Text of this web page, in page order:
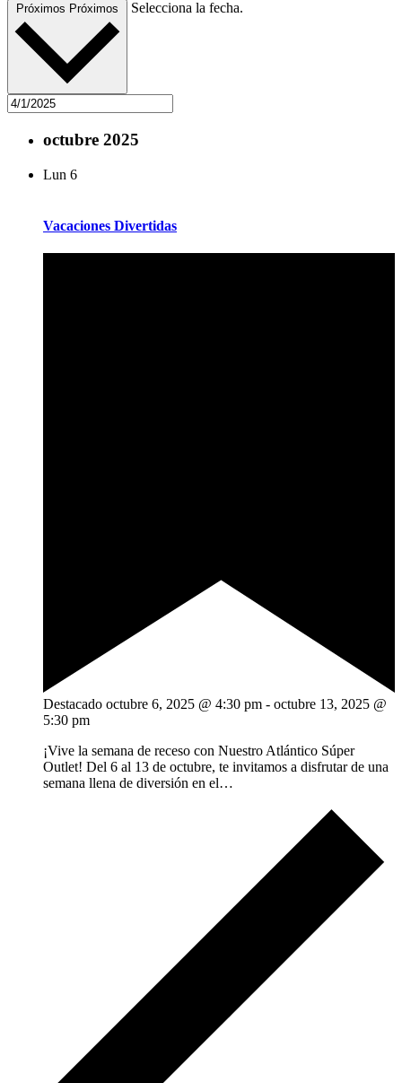
Próximos Próximos Selecciona la fecha.
octubre 2025
Lun 6
Vacaciones Divertidas
Destacado octubre 6, 2025 @ 4:30 pm - octubre 13, 2025 @
5:30 pm
¡Vive la semana de receso con Nuestro Atlántico Súper
Outlet! Del 6 al 13 de octubre, te invitamos a disfrutar de una
semana llena de diversión en el…